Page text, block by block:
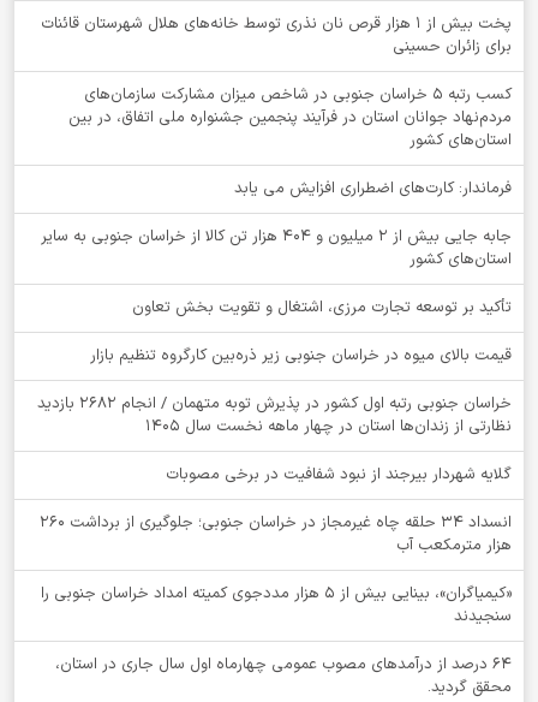
پخت بیش از 1 هزار قرص نان نذری توسط خانه‌های هلال شهرستان قائنات
برای زائران حسینی
کسب رتبه ۵ خراسان جنوبی در شاخص میزان مشارکت سازمان‌های
مردم‌نهاد جوانان استان در فرآیند پنجمین جشنواره ملی اتفاق، در بین
استان‌های کشور
فرماندار: کارت‌های اضطراری افزایش می یابد
جابه جایی بیش از 2 میلیون و 404 هزار تن کالا از خراسان جنوبی به سایر
استان‌های کشور
تأکید بر توسعه تجارت مرزی، اشتغال و تقویت بخش تعاون
قیمت بالای میوه در خراسان جنوبی زیر ذره‌بین کارگروه تنظیم بازار
خراسان جنوبی رتبه اول کشور در پذیرش توبه متهمان / انجام ۲۶۸۲ بازدید
نظارتی از زندان‌ها استان در چهار ماهه نخست سال 1405
گلایه شهردار بیرجند از نبود شفافیت در برخی مصوبات
انسداد ۳۴ حلقه چاه غیرمجاز در خراسان جنوبی؛ جلوگیری از برداشت ۲۶۰
هزار مترمکعب آب
«کیمیاگران»، بینایی بیش از ۵ هزار مددجوی کمیته امداد خراسان جنوبی را
سنجیدند
64 درصد از درآمدهای مصوب عمومی چهارماه اول سال جاری در استان،
محقق گردید.